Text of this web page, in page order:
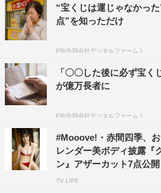
“宝くじは運じゃなかっ
点”を知っただけ
PR(合同会社デジタルファーム )
「〇〇した後に必ず宝く
が億万長者に
PR(合同会社デジタルファーム )
#Mooove!・赤間四季、
レンダー美ボディ披露『
ン』アザーカット7点公
TV LIFE